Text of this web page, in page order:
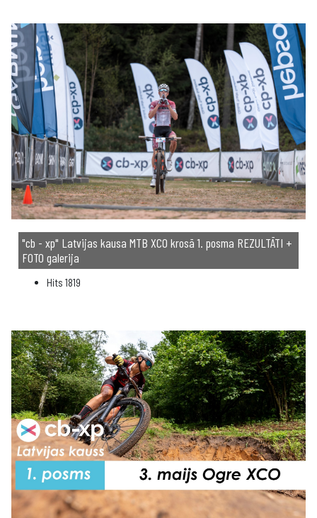
"cb - xp" Latvijas kausa MTB XCO krosā 1. posma REZULTĀTI +
FOTO galerija
Hits 1819